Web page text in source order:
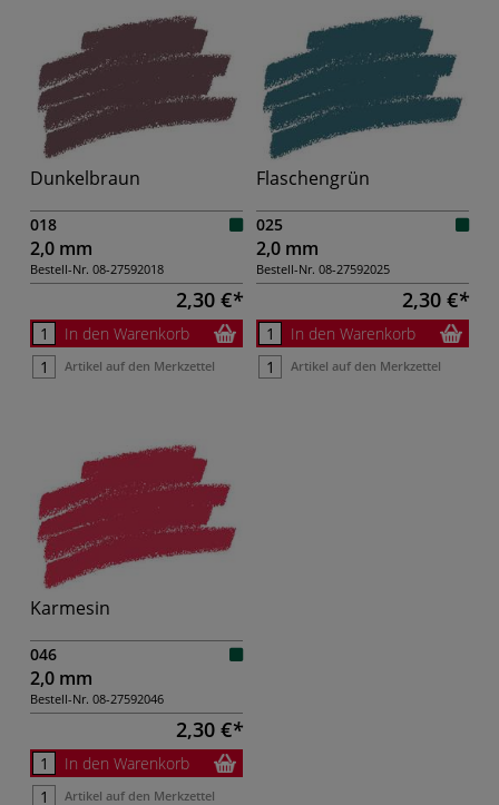
Dunkelbraun
018
2,0 mm
Bestell-Nr. 08-27592018
2,30 €
In den Warenkorb
Artikel auf den Merkzettel
Flaschengrün
025
2,0 mm
Bestell-Nr. 08-27592025
2,30 €
In den Warenkorb
Artikel auf den Merkzettel
Karmesin
046
2,0 mm
Bestell-Nr. 08-27592046
2,30 €
In den Warenkorb
Artikel auf den Merkzettel